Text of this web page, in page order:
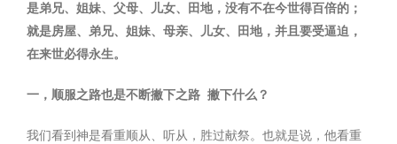
是弟兄、姐妹、父母、儿女、田地，没有不在今世得百倍的；
就是房屋、弟兄、姐妹、母亲、儿女、田地，并且要受逼迫，
在来世必得永生。
一，顺服之路也是不断撇下之路 撇下什么？
我们看到神是看重顺从、听从，胜过献祭。也就是说，他看重